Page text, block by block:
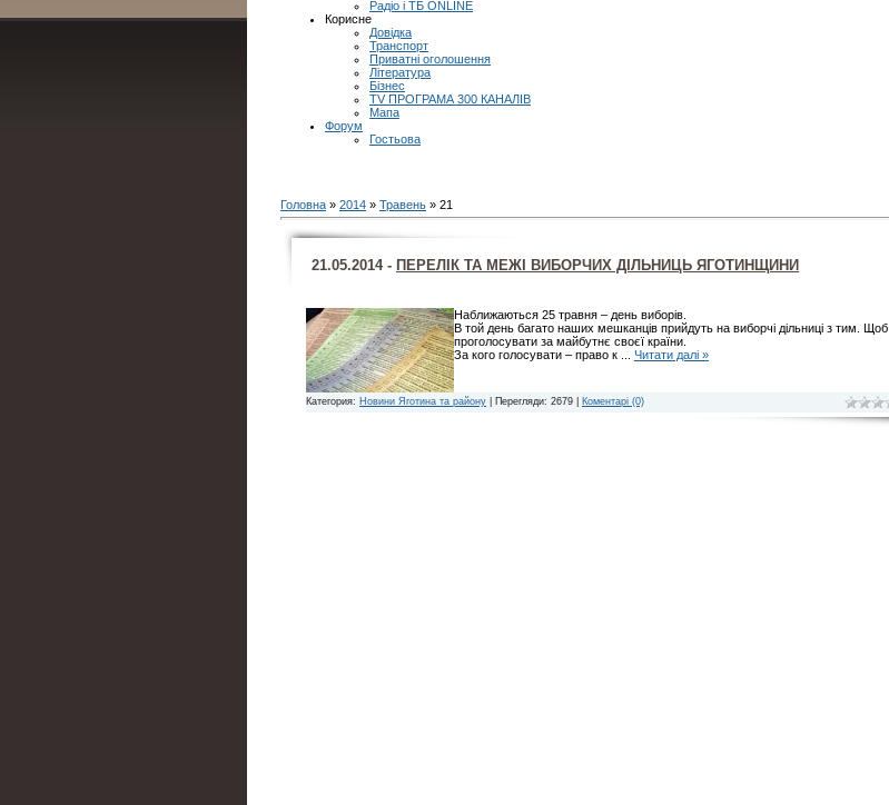
Радіо і ТБ ONLINE
Корисне
Довідка
Транспорт
Приватні оголошення
Література
Бізнес
TV ПРОГРАМА 300 КАНАЛІВ
Мапа
Форум
Гостьова
Головна » 2014 » Травень » 21
21.05.2014 - ПЕРЕЛІК ТА МЕЖІ ВИБОРЧИХ ДІЛЬНИЦЬ ЯГОТИНЩИНИ
Наближаються 25 травня – день виборів.
В той день багато наших мешканців прийдуть на виборчі дільниці з тим. Щоб
проголосувати за майбутнє своєї країни.
За кого голосувати – право к
Читати далі »
Категория: Новини Яготина та району | Перегляди: 2679 | Коментарі (0)